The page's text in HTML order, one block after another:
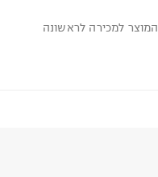
למכירה לראשונה